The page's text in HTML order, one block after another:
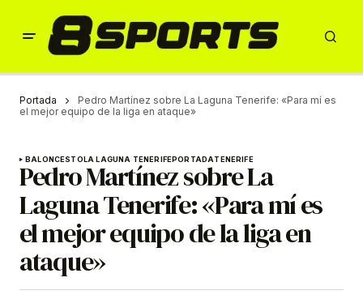
Portada
Pedro Martínez sobre La Laguna Tenerife: «Para mí es
el mejor equipo de la liga en ataque»
BALONCESTOLA LAGUNA TENERIFEPORTADATENERIFE
Pedro Martínez sobre La
Laguna Tenerife: «Para mí es
el mejor equipo de la liga en
ataque»